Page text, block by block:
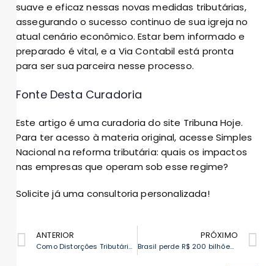
suave e eficaz nessas novas medidas tributárias,
assegurando o sucesso continuo de sua igreja no
atual cenário econômico. Estar bem informado e
preparado é vital, e a Via Contabil está pronta
para ser sua parceira nesse processo.
Fonte Desta Curadoria
Este artigo é uma curadoria do site Tribuna Hoje.
Para ter acesso à materia original, acesse Simples
Nacional na reforma tributária: quais os impactos
nas empresas que operam sob esse regime?
Solicite já uma consultoria personalizada!
ANTERIOR
Como Distorções Tributárias Afetam a Arrecadação: Um Olhar sobre o Futuro Econômico do Brasil
PRÓXIMO
Brasil perde R$ 200 bilhões ao ano com regimes tributários: entenda o impacto